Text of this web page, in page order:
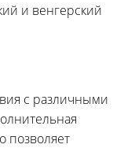
и венгерский
с различными
позволяет